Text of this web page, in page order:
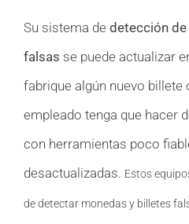
Su sistema de detección
falsas se puede actualizar
fabrique algún nuevo billete
empleado tenga que hacer
con herramientas poco
desactualizadas. Estos
de detectar monedas y billetes